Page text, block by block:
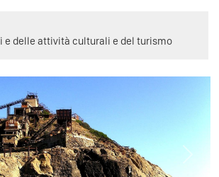
e delle attività culturali e del turismo